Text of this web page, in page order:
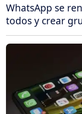
WhatsApp se
todos y crear